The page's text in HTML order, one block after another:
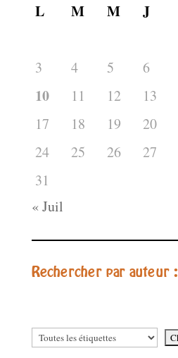
L M M J
3
4 5 6
10 11 12 13
17
18 19 20
24
25 26 27
31
« Juil
Rechercher par auteur :